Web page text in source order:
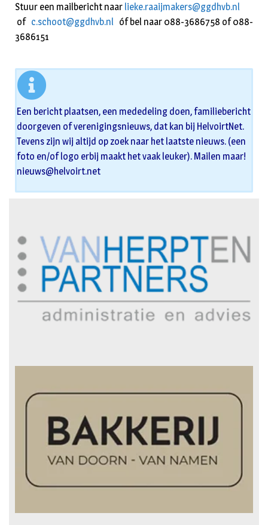
Stuur een mailbericht naar lieke.raaijmakers@ggdhvb.nl
of c.schoot@ggdhvb.nl óf bel naar 088-3686758 of 088-
3686151
Een bericht plaatsen, een mededeling doen, familiebericht
doorgeven of verenigingsnieuws, dat kan bij HelvoirtNet.
Tevens zijn wij altijd op zoek naar het laatste nieuws. (een
foto en/of logo erbij maakt het vaak leuker). Mailen maar!
nieuws@helvoirt.net